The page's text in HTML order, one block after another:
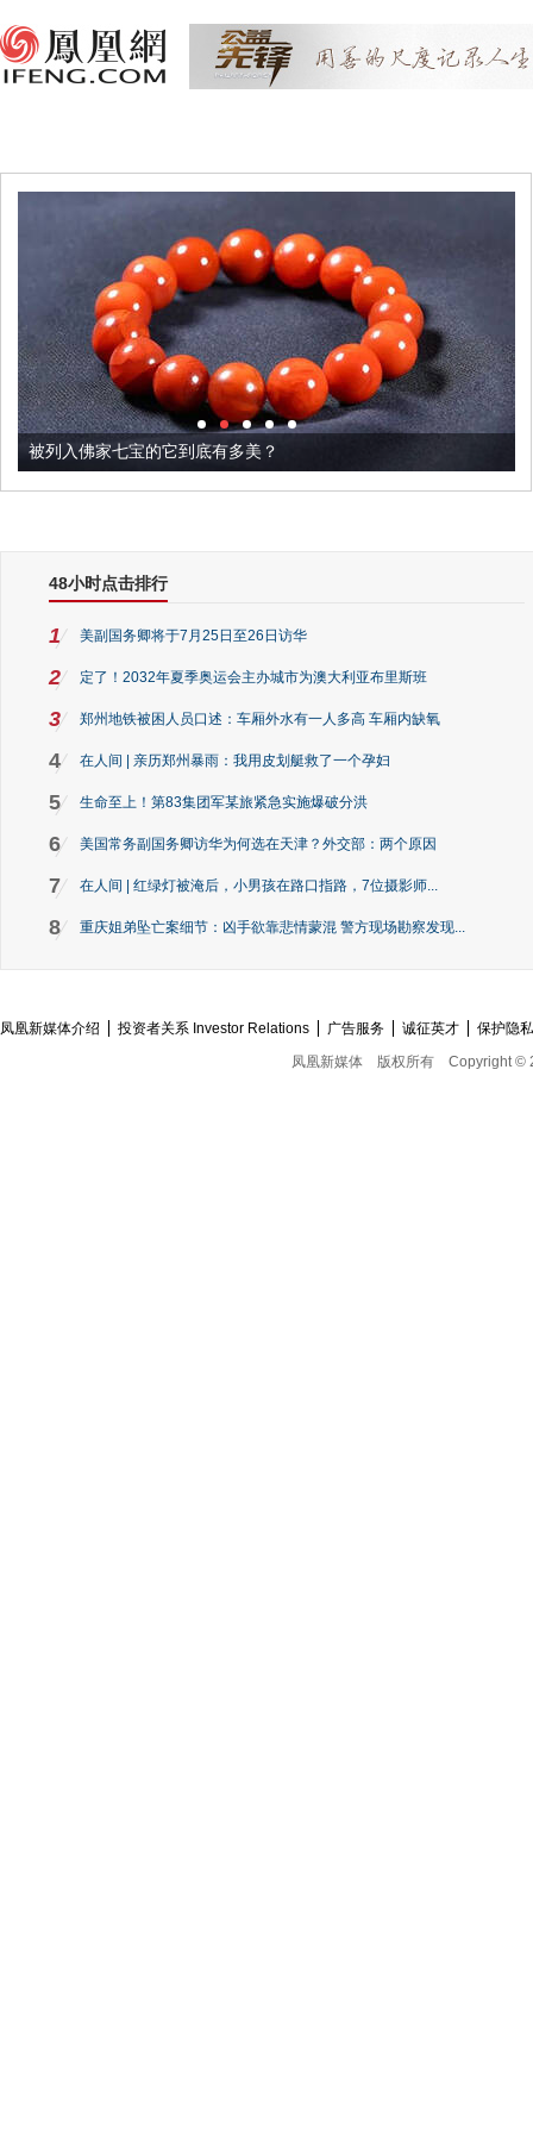
被列入佛家七宝的它到底有多美？
48小时点击排行
1 美副国务卿将于7月25日至26日访华
2 定了！2032年夏季奥运会主办城市为澳大利亚布里斯班
3 郑州地铁被困人员口述：车厢外水有一人多高 车厢内缺氧
4 在人间 | 亲历郑州暴雨：我用皮划艇救了一个孕妇
5 生命至上！第83集团军某旅紧急实施爆破分洪
6 美国常务副国务卿访华为何选在天津？外交部：两个原因
7 在人间 | 红绿灯被淹后，小男孩在路口指路，7位摄影师...
8 重庆姐弟坠亡案细节：凶手欲靠悲情蒙混 警方现场勘察发现...
凤凰新媒体介绍 投资者关系 Investor Relations 广告服务 诚征英才
保护隐
凤凰新媒体
版权所有 Copyright ©